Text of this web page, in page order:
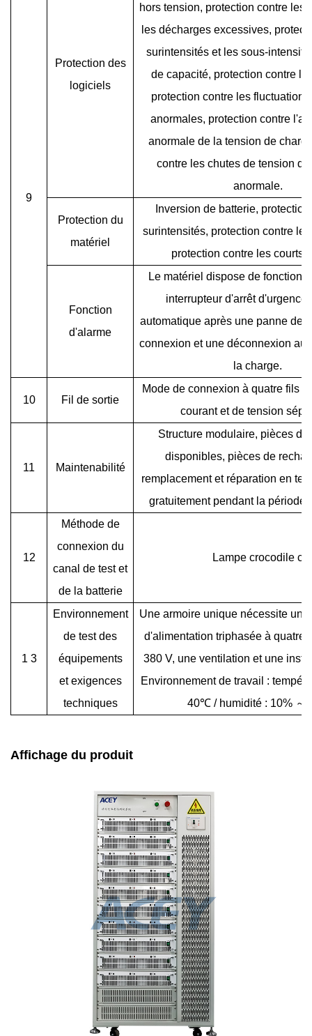
9
Protection des
logiciels
hors tension, protection contre les
les décharges excessives,
surintensités et les sous-
de capacité, protection contre la
protection contre les
anormales, protection contre
anormale de la tension de
contre les chutes de tension
anormale.
Protection du
matériel
Inversion de batterie,
surintensités, protection contre
protection contre les courts-
Fonction
d'alarme
Le matériel dispose de fonctions
interrupteur d'arrêt
automatique après une panne de
connexion et une déconnexion
la charge.
10 Fil de sortie
Mode de connexion à quatre fils
courant et de tension
11 Maintenabilité
Structure modulaire, pièces de
disponibles, pièces de
remplacement et réparation en
gratuitement pendant la période
12
Méthode de
connexion du
canal de test et
de la batterie
Lampe crocodile c
1 3
Environnement
de test des
équipements
et exigences
techniques
Une armoire unique nécessite
d'alimentation triphasée à quatre
380 V, une ventilation et une
Environnement de travail :
40℃ / humidité : 10% ～
Affichage du produit